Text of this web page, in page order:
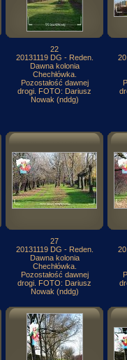
22
20131119 DG - Reden.
Dawna kolonia
Chechłówka.
Pozostałość dawnej
drogi. FOTO: Dariusz
Nowak (nddg)
27
20131119 DG - Reden.
Dawna kolonia
Chechłówka.
Pozostałość dawnej
drogi. FOTO: Dariusz
Nowak (nddg)